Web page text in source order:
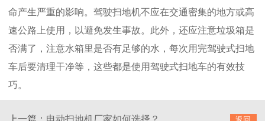
命产生严重的影响。驾驶扫地机不应在交通密集的地方或高
速公路上使用，以避免发生事故。此外，还应注意垃圾箱是
否满了，注意水箱里是否有足够的水，每次用完驾驶式扫地
车后要清理干净等，这些都是使用驾驶式扫地车的有效技
巧。
上一篇： 电动扫地机厂家如何选择？